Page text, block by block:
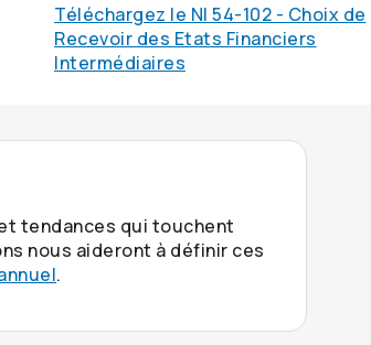
Téléchargez le NI 54-102 - Choix de
Recevoir des Etats Financiers
Intermédiaires
tendances qui touchent
nous aideront à définir ces
.